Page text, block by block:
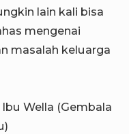
lain kali bisa
mengenai
masalah keluarga
Wella (Gembala